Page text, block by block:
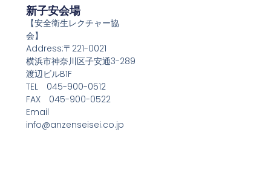
新子安会場
【安全衛生レクチャー協
会】
Address:〒221-0021
横浜市神奈川区子安通3-289
渡辺ビルB1F
TEL 045-900-0512
FAX 045-900-0522
Email
info@anzenseisei.co.jp